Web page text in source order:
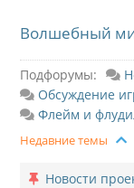
Волшебный
Подфорумы:
Обсуждение
Флейм и
Недавние темы
Новости